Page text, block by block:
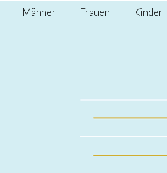
Männer Frauen Kinder